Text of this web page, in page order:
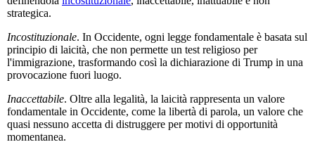
strategica.
Incostituzionale. In Occidente, ogni legge fondamentale è basata sul
principio di laicità, che non permette un test religioso per
l'immigrazione, trasformando così la dichiarazione di Trump in una
provocazione fuori luogo.
Inaccettabile. Oltre alla legalità, la laicità rappresenta un valore
fondamentale in Occidente, come la libertà di parola, un valore che
quasi nessuno accetta di distruggere per motivi di opportunità
momentanea.